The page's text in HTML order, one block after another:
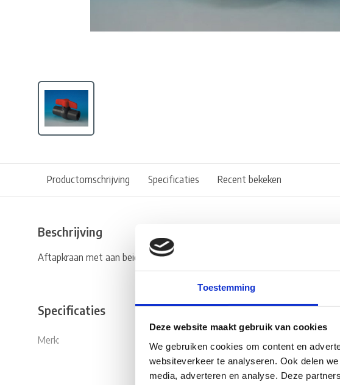
Toestemming
Deze website maakt gebruik van cookies
We gebruiken cookies om content en
websiteverkeer te analyseren. Ook delen
media, adverteren en analyse. Deze
Productomschrijving Specificaties Recent bekeken
Beschrijving
Aftapkraan met aan beide zijden binnendraad. Geschikt voor vaste
Specificaties
Merk: Fjord Outdoor